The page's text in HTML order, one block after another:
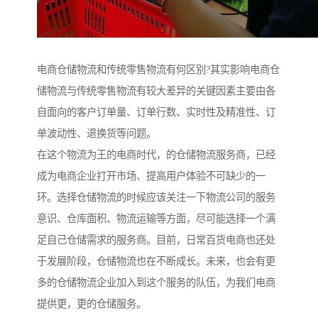
电商仓储物流和传统零售物流有何区别?其实影响电商仓
储物流与传统零售物流有较大差异的关键因素主要由各
自面向的客户订单量、订单行数、实时性及精准性、订
单波动性、退换货等问题。
在这个物流为王的电商时代，的仓储物流服务商，已经
成为电商企业打开市场、提高用户体验不可缺少的一
环。选择仓储物流的时候应该关注一下物流公司的服务
意识、仓库面积、物流运输等方面，尽可能选择一个满
足自己仓储需求的服务商。目前，日常百货电商也还处
于发展阶段，仓储物流也在不断成长。未来，也会有更
多的仓储物流企业加入到这个服务的队伍，为我们电商
提供更，更的仓储服务。